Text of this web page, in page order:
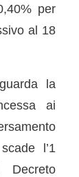
per
al 18
la
ai
l’1